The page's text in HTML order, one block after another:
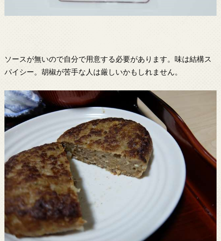
ソースが無いので自分で用意する必要があります。味は結構ス
パイシー。胡椒が苦手な人は厳しいかもしれません。